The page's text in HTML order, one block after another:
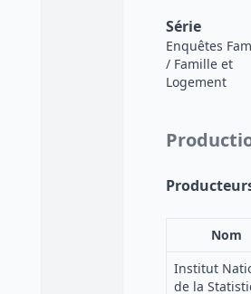
Série
Enquêtes
/ Famille et
Logement
Nom
Institut
de la